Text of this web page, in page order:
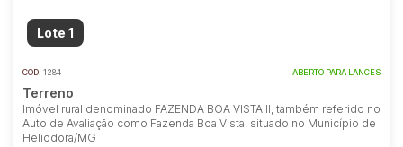
Lote 1
COD. 1284 ABERTO PARA LANCES
Terreno
Imóvel rural denominado FAZENDA BOA VISTA II, também referido no
Auto de Avaliação como Fazenda Boa Vista, situado no Município de
Heliodora/MG